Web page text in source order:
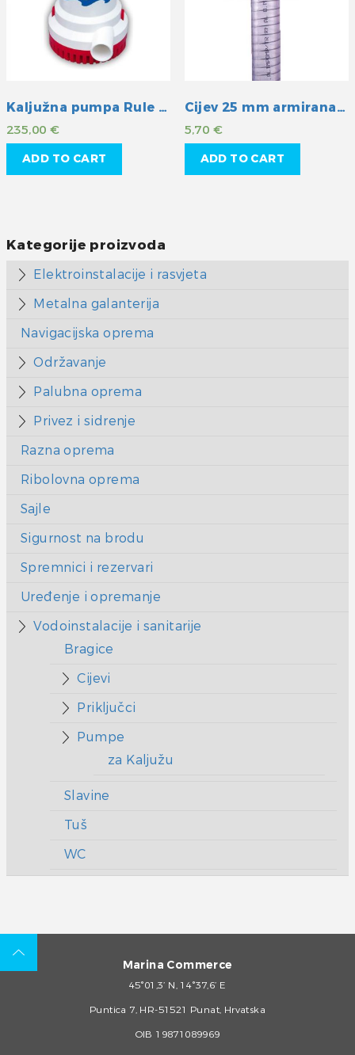
Kaljužna pumpa Rule 2000GPH 24V
235,00 €
ADD TO CART
Cijev 25 mm armirana žicom
5,70 €
ADD TO CART
Kategorije proizvoda
Elektroinstalacije i rasvjeta
Metalna galanterija
Navigacijska oprema
Održavanje
Palubna oprema
Privez i sidrenje
Razna oprema
Ribolovna oprema
Sajle
Sigurnost na brodu
Spremnici i rezervari
Uređenje i opremanje
Vodoinstalacije i sanitarije
Bragice
Cijevi
Priključci
Pumpe
za Kaljužu
Slavine
Tuš
WC
Marina Commerce
45°01,3’ N, 14°37,6’ E
Puntica 7, HR-51521 Punat, Hrvatska
OIB 19871089969